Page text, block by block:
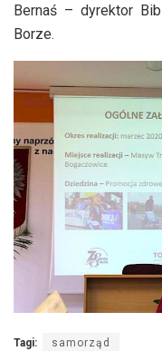
Bernaś – dyrektor
Borze.
Tagi: samorząd